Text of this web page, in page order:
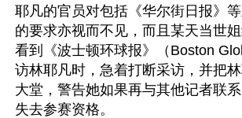
耶凡的官员对包括《华尔街日报》
的要求亦视而不见，而且某天当世
看到《波士顿环球报》（Boston
访林耶凡时，急着打断采访，并把
大堂，警告她如果再与其他记者联
失去参赛资格。